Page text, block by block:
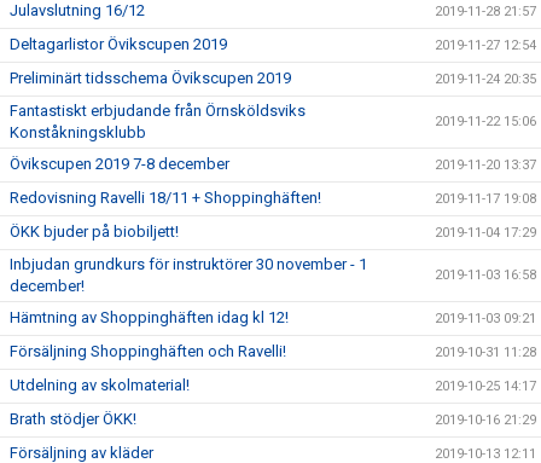
Julavslutning 16/12 2019-11-28 21:57
Deltagarlistor Övikscupen 2019 2019-11-27 12:54
Preliminärt tidsschema Övikscupen 2019 2019-11-24 20:35
Fantastiskt erbjudande från Örnsköldsviks
Konståkningsklubb
2019-11-22 15:06
Övikscupen 2019 7-8 december 2019-11-20 13:37
Redovisning Ravelli 18/11 + Shoppinghäften! 2019-11-17 19:08
ÖKK bjuder på biobiljett! 2019-11-04 17:29
Inbjudan grundkurs för instruktörer 30 november - 1
december!
2019-11-03 16:58
Hämtning av Shoppinghäften idag kl 12! 2019-11-03 09:21
Försäljning Shoppinghäften och Ravelli! 2019-10-31 11:28
Utdelning av skolmaterial! 2019-10-25 14:17
Brath stödjer ÖKK! 2019-10-16 21:29
Försäljning av kläder 2019-10-13 12:11